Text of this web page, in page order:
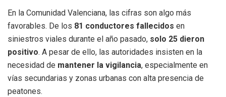
En la Comunidad Valenciana, las cifras son algo más
favorables. De los 81 conductores fallecidos en
siniestros viales durante el año pasado, solo 25 dieron
positivo. A pesar de ello, las autoridades insisten en la
necesidad de mantener la vigilancia, especialmente en
vías secundarias y zonas urbanas con alta presencia de
peatones.